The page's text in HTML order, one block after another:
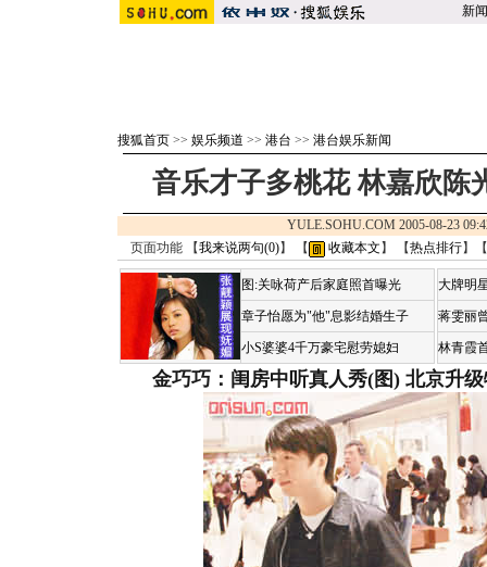
新闻
搜狐首页 >> 娱乐频道 >> 港台 >> 港台娱乐新闻
音乐才子多桃花 林嘉欣陈
YULE.SOHU.COM 2005-08-23
页面功能 【我来说两句(0)】 【 收藏本文 】 【热点排行】【
图:关咏荷产后家庭照首曝光
章子怡愿为"他"息影结婚生子
小S婆婆4千万豪宅慰劳媳妇
大牌明
蒋雯丽
林青霞
金巧巧：闺房中听真人秀(图) 北京升